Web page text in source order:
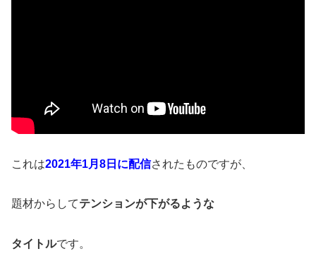
これは2021年1月8日に配信されたものですが、
題材からしてテンションが下がるような
タイトルです。